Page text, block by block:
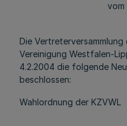
vom
Die
Vereinigung Westfalen-
4.2.2004 die folgende
beschlossen:
Wahlordnung der KZVWL